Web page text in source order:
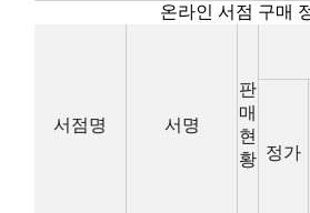
온라인 서점 구매
서점명 서명
판
매
현
황 정가